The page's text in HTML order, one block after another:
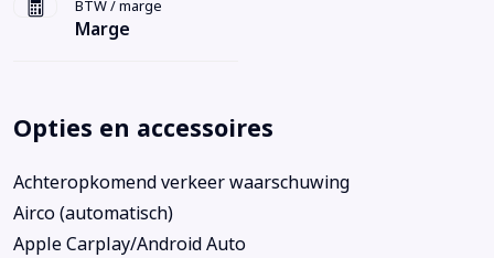
BTW / marge
Marge
Opties en accessoires
Achteropkomend verkeer waarschuwing
Airco (automatisch)
Apple Carplay/Android Auto